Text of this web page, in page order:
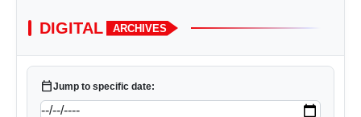
DIGITAL ARCHIVES
calendar_todayJump to specific date: